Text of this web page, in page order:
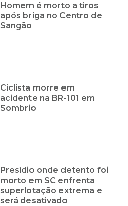
Homem é morto a tiros
após briga no Centro de
Sangão
Ciclista morre em
acidente na BR-101 em
Sombrio
Presídio onde detento foi
morto em SC enfrenta
superlotação extrema e
será desativado